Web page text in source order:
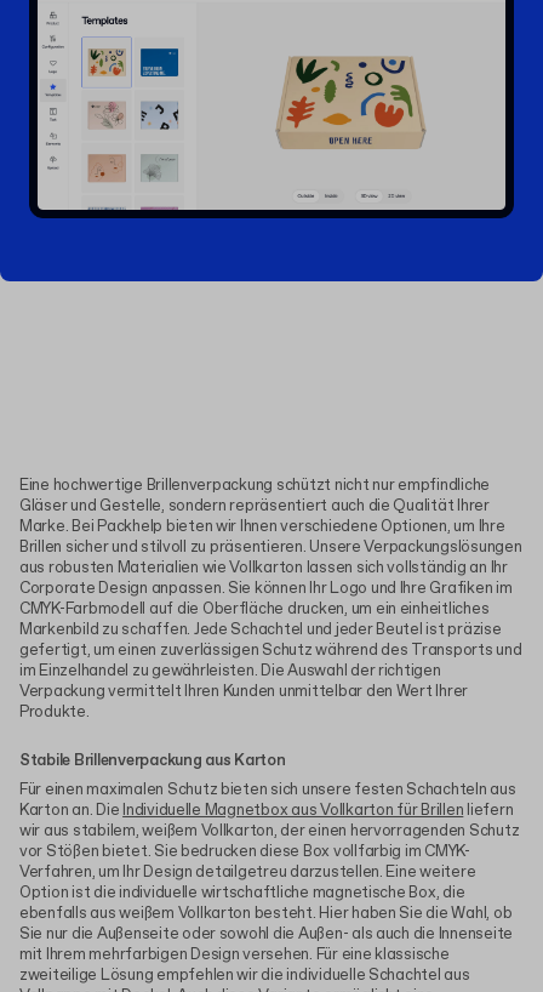
Eine hochwertige Brillenverpackung schützt nicht nur empfindliche
Gläser und Gestelle, sondern repräsentiert auch die Qualität Ihrer
Marke. Bei Packhelp bieten wir Ihnen verschiedene Optionen, um Ihre
Brillen sicher und stilvoll zu präsentieren. Unsere Verpackungslösungen
aus robusten Materialien wie Vollkarton lassen sich vollständig an Ihr
Corporate Design anpassen. Sie können Ihr Logo und Ihre Grafiken im
CMYK-Farbmodell auf die Oberfläche drucken, um ein einheitliches
Markenbild zu schaffen. Jede Schachtel und jeder Beutel ist präzise
gefertigt, um einen zuverlässigen Schutz während des Transports und
im Einzelhandel zu gewährleisten. Die Auswahl der richtigen
Verpackung vermittelt Ihren Kunden unmittelbar den Wert Ihrer
Produkte.
Stabile Brillenverpackung aus Karton
Für einen maximalen Schutz bieten sich unsere festen Schachteln aus
Karton an. Die Individuelle Magnetbox aus Vollkarton für Brillen liefern
wir aus stabilem, weißem Vollkarton, der einen hervorragenden Schutz
vor Stößen bietet. Sie bedrucken diese Box vollfarbig im CMYK-
Verfahren, um Ihr Design detailgetreu darzustellen. Eine weitere
Option ist die individuelle wirtschaftliche magnetische Box, die
ebenfalls aus weißem Vollkarton besteht. Hier haben Sie die Wahl, ob
Sie nur die Außenseite oder sowohl die Außen- als auch die Innenseite
mit Ihrem mehrfarbigen Design versehen. Für eine klassische
zweiteilige Lösung empfehlen wir die individuelle Schachtel aus